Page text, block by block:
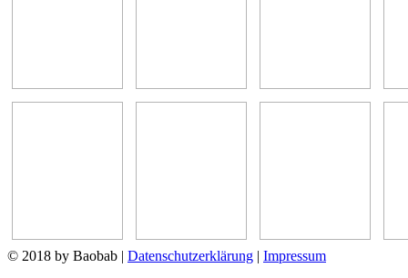
© 2018 by Baobab | Datenschutzerklärung | Impressum